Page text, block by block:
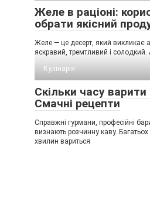
Желе в раціоні:
обрати якісний
Желе — це десерт, який викликає
яскравий, тремтливий і солодкий.
Кулінарія
Скільки часу варити
Смачні рецепти
Справжні гурмани, професійні
визнають розчинну каву. Багатьох
хвилин вариться